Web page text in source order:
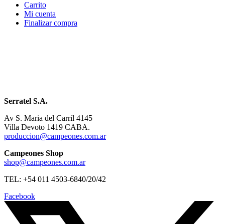
Carrito
Mi cuenta
Finalizar compra
Serratel S.A.
Av S. Maria del Carril 4145
Villa Devoto 1419 CABA.
produccion@campeones.com.ar
Campeones Shop
shop@campeones.com.ar
TEL: +54 011 4503-6840/20/42
Facebook